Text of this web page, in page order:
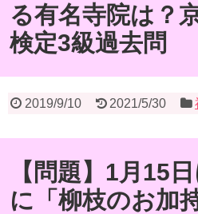
る有名寺院は？
検定3級過去問
2019/9/10 2021/5/30
【問題】1月15
に「柳枝のお加